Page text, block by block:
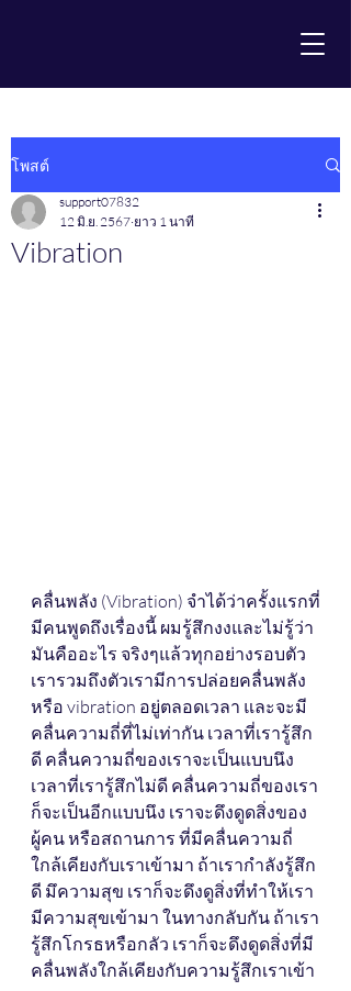
โพสต์
Vibration
support07832
12 มิ.ย. 2567 ยาว 1 นาที
คลื่นพลัง (Vibration) จำได้ว่าครั้งแรกที่
มีคนพูดถึงเรื่องนี้ ผมรู้สึกงงและไม่รู้ว่า
มันคืออะไร จริงๆแล้วทุกอย่างรอบตัว
เรารวมถึงตัวเรามีการปล่อยคลื่นพลัง
หรือ vibration อยู่ตลอดเวลา และจะมี
คลื่นความถี่ที่ไม่เท่ากัน เวลาที่เรารู้สึก
ดี คลื่นความถี่ของเราจะเป็นแบบนึง
เวลาที่เรารู้สึกไม่ดี คลื่นความถี่ของเรา
ก็จะเป็นอีกแบบนึง เราจะดึงดูดสิ่งของ
ผู้คน หรือสถานการ ที่มีคลื่นความถี่
ใกล้เคียงกับเราเข้ามา ถ้าเรากำลังรู้สึก
ดี มึความสุข เราก็จะดึงดูสิ่งที่ทำให้เรา
มีความสุขเข้ามา ในทางกลับกัน ถ้าเรา
รู้สึกโกรธหรือกลัว เราก็จะดึงดูดสิ่งที่มี
คลื่นพลังใกล้เคียงกับความรู้สึกเราเข้า